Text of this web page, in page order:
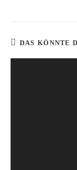
DAS KÖNNTE